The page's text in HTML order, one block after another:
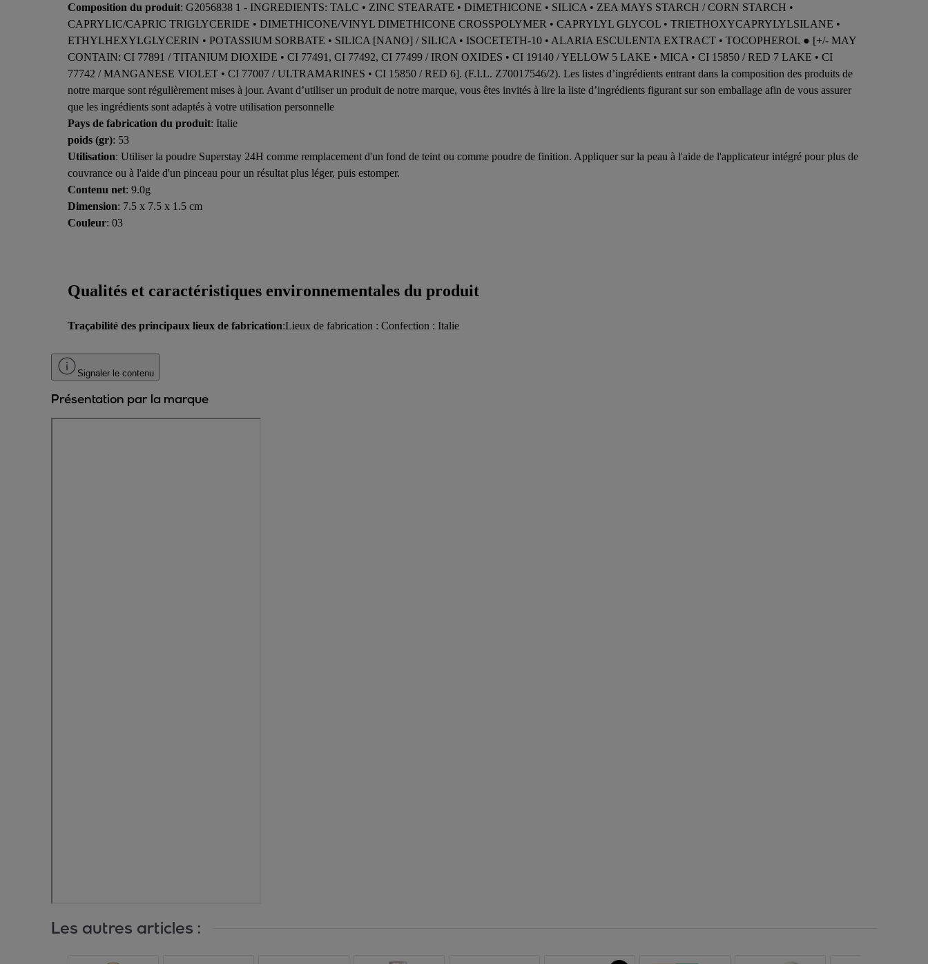
Composition du produit: G2056838 1 - INGREDIENTS: TALC • ZINC STEARATE • DIMETHICONE • SILICA • ZEA MAYS STARCH / CORN STARCH •
CAPRYLIC/CAPRIC TRIGLYCERIDE • DIMETHICONE/VINYL DIMETHICONE CROSSPOLYMER • CAPRYLYL GLYCOL • TRIETHOXYCAPRYLYLSILANE •
ETHYLHEXYLGLYCERIN • POTASSIUM SORBATE • SILICA [NANO] / SILICA • ISOCETETH-10 • ALARIA ESCULENTA EXTRACT • TOCOPHEROL ● [+/- MAY
CONTAIN: CI 77891 / TITANIUM DIOXIDE • CI 77491, CI 77492, CI 77499 / IRON OXIDES • CI 19140 / YELLOW 5 LAKE • MICA • CI 15850 / RED 7 LAKE • CI
77742 / MANGANESE VIOLET • CI 77007 / ULTRAMARINES • CI 15850 / RED 6]. (F.I.L. Z70017546/2). Les listes d’ingrédients entrant dans la composition des produits de
notre marque sont régulièrement mises à jour. Avant d’utiliser un produit de notre marque, vous êtes invités à lire la liste d’ingrédients figurant sur son emballage afin de vous assurer
que les ingrédients sont adaptés à votre utilisation personnelle
Pays de fabrication du produit: Italie
poids (gr): 53
Utilisation: Utiliser la poudre Superstay 24H comme remplacement d'un fond de teint ou comme poudre de finition. Appliquer sur la peau à l'aide de l'applicateur intégré pour plus de
couvrance ou à l'aide d'un pinceau pour un résultat plus léger, puis estomper.
Contenu net: 9.0g
Dimension: 7.5 x 7.5 x 1.5 cm
Couleur: 03
Qualités et caractéristiques environnementales du produit
Traçabilité des principaux lieux de fabrication:Lieux de fabrication : Confection : Italie
Signaler le contenu
Présentation par la marque
Les autres articles :